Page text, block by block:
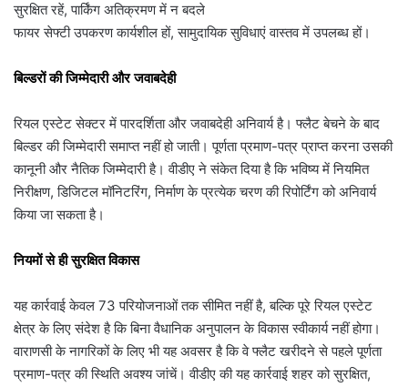
सुरक्षित रहें, पार्किंग अतिक्रमण में न बदले
फायर सेफ्टी उपकरण कार्यशील हों, सामुदायिक सुविधाएं वास्तव में उपलब्ध हों।
बिल्डरों की जिम्मेदारी और जवाबदेही
रियल एस्टेट सेक्टर में पारदर्शिता और जवाबदेही अनिवार्य है। फ्लैट बेचने के बाद
बिल्डर की जिम्मेदारी समाप्त नहीं हो जाती। पूर्णता प्रमाण-पत्र प्राप्त करना उसकी
कानूनी और नैतिक जिम्मेदारी है। वीडीए ने संकेत दिया है कि भविष्य में नियमित
निरीक्षण, डिजिटल मॉनिटरिंग, निर्माण के प्रत्येक चरण की रिपोर्टिंग को अनिवार्य
किया जा सकता है।
नियमों से ही सुरक्षित विकास
यह कार्रवाई केवल 73 परियोजनाओं तक सीमित नहीं है, बल्कि पूरे रियल एस्टेट
क्षेत्र के लिए संदेश है कि बिना वैधानिक अनुपालन के विकास स्वीकार्य नहीं होगा।
वाराणसी के नागरिकों के लिए भी यह अवसर है कि वे फ्लैट खरीदने से पहले पूर्णता
प्रमाण-पत्र की स्थिति अवश्य जांचें। वीडीए की यह कार्रवाई शहर को सुरक्षित,